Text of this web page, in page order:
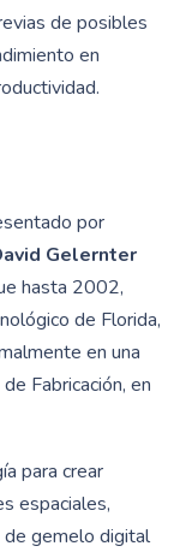
de posibles
en
por
Gelernter
hasta 2002,
de Florida,
en una
Fabricación, en
para crear
espaciales,
de gemelo digital